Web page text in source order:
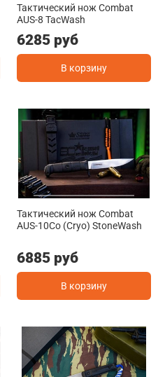
Тактический нож Combat
AUS-8 TacWash
6285 руб
В корзину
Тактический нож Combat
AUS-10Co (Cryo) StoneWash
6885 руб
В корзину